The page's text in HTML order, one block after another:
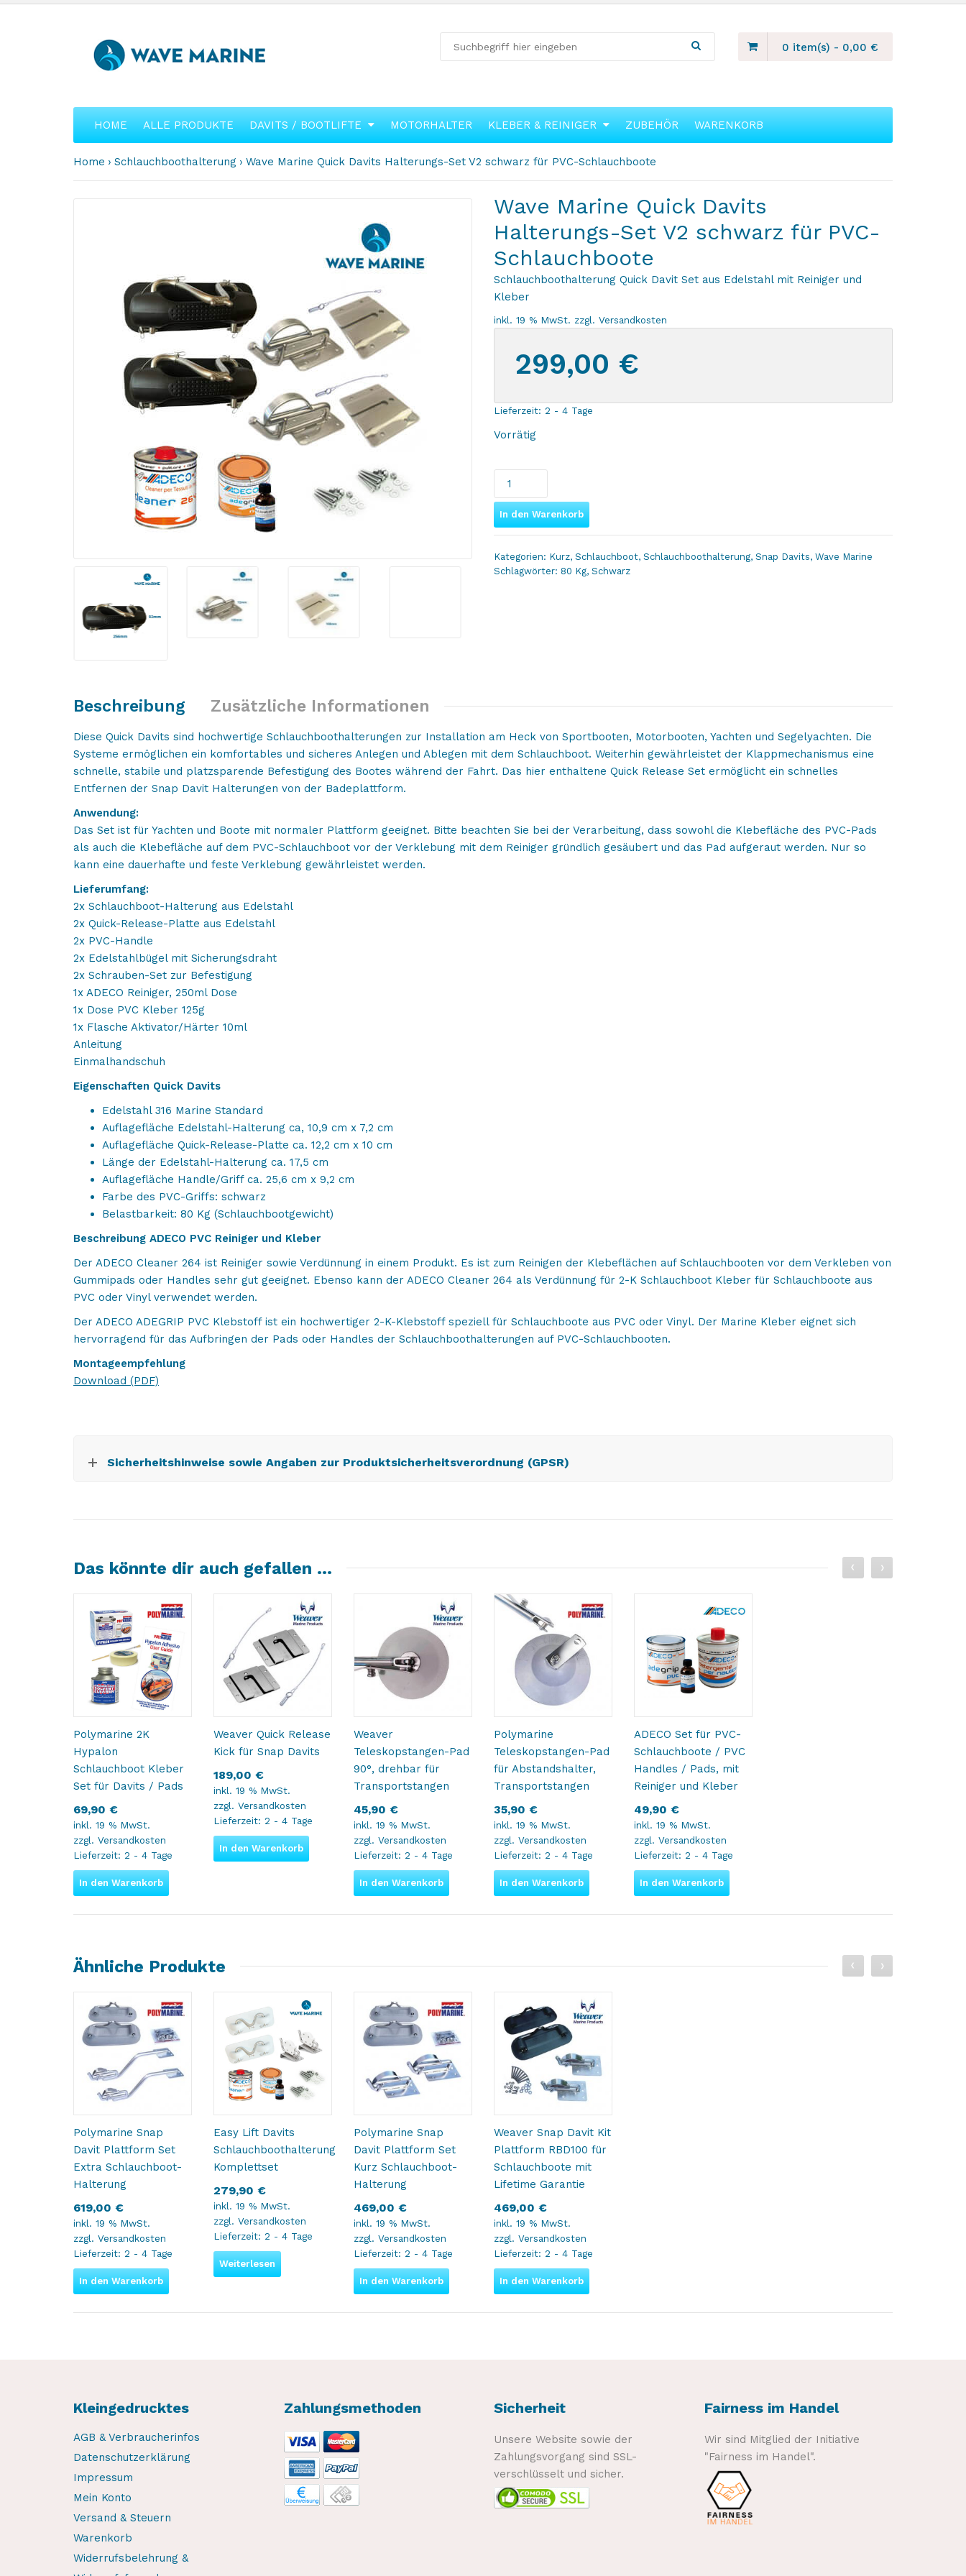
0 item(s) - 0,00 €
HOME ALLE PRODUKTE DAVITS / BOOTLIFTE MOTORHALTER KLEBER & REINIGER ZUBEHÖR WARENKORB
Home Schlauchboothalterung Wave Marine Quick Davits Halterungs-Set V2 schwarz für PVC-Schlauchboote
Wave Marine Quick Davits
Halterungs-Set V2 schwarz für PVC-
Schlauchboote
Schlauchboothalterung Quick Davit Set aus Edelstahl mit Reiniger und
Kleber
inkl. 19 % MwSt. zzgl. Versandkosten
299,00 €
Lieferzeit: 2 - 4 Tage
Vorrätig
Wave
Marine
Quick
Davits
Set
V2
In den Warenkorb
Kategorien: Kurz, Schlauchboot, Schlauchboothalterung, Snap Davits, Wave Marine
Schlagwörter: 80 Kg, Schwarz
Beschreibung Zusätzliche Informationen
Diese Quick Davits sind hochwertige Schlauchboothalterungen zur Installation am Heck von Sportbooten, Motorbooten, Yachten und Segelyachten. Die
Systeme ermöglichen ein komfortables und sicheres Anlegen und Ablegen mit dem Schlauchboot. Weiterhin gewährleistet der Klappmechanismus eine
schnelle, stabile und platzsparende Befestigung des Bootes während der Fahrt. Das hier enthaltene Quick Release Set ermöglicht ein schnelles
Entfernen der Snap Davit Halterungen von der Badeplattform.
Anwendung:
Das Set ist für Yachten und Boote mit normaler Plattform geeignet. Bitte beachten Sie bei der Verarbeitung, dass sowohl die Klebefläche des PVC-Pads
als auch die Klebefläche auf dem PVC-Schlauchboot vor der Verklebung mit dem Reiniger gründlich gesäubert und das Pad aufgeraut werden. Nur so
kann eine dauerhafte und feste Verklebung gewährleistet werden.
Lieferumfang:
2x Schlauchboot-Halterung aus Edelstahl
2x Quick-Release-Platte aus Edelstahl
2x PVC-Handle
2x Edelstahlbügel mit Sicherungsdraht
2x Schrauben-Set zur Befestigung
1x ADECO Reiniger, 250ml Dose
1x Dose PVC Kleber 125g
1x Flasche Aktivator/Härter 10ml
Anleitung
Einmalhandschuh
Eigenschaften Quick Davits
Edelstahl 316 Marine Standard
Auflagefläche Edelstahl-Halterung ca, 10,9 cm x 7,2 cm
Auflagefläche Quick-Release-Platte ca. 12,2 cm x 10 cm
Länge der Edelstahl-Halterung ca. 17,5 cm
Auflagefläche Handle/Griff ca. 25,6 cm x 9,2 cm
Farbe des PVC-Griffs: schwarz
Belastbarkeit: 80 Kg (Schlauchbootgewicht)
Beschreibung ADECO PVC Reiniger und Kleber
Der ADECO Cleaner 264 ist Reiniger sowie Verdünnung in einem Produkt. Es ist zum Reinigen der Klebeflächen auf Schlauchbooten vor dem Verkleben von
Gummipads oder Handles sehr gut geeignet. Ebenso kann der ADECO Cleaner 264 als Verdünnung für 2-K Schlauchboot Kleber für Schlauchboote aus
PVC oder Vinyl verwendet werden.
Der ADECO ADEGRIP PVC Klebstoff ist ein hochwertiger 2-K-Klebstoff speziell für Schlauchboote aus PVC oder Vinyl. Der Marine Kleber eignet sich
hervorragend für das Aufbringen der Pads oder Handles der Schlauchboothalterungen auf PVC-Schlauchbooten.
Montageempfehlung
Download (PDF)
Sicherheitshinweise sowie Angaben zur Produktsicherheitsverordnung (GPSR)
Das könnte dir auch gefallen …
Polymarine 2K
Hypalon
Schlauchboot Kleber
Set für Davits / Pads
69,90 €
inkl. 19 % MwSt.
zzgl. Versandkosten
Lieferzeit: 2 - 4 Tage
In den Warenkorb
Weaver Quick Release
Kick für Snap Davits
189,00 €
inkl. 19 % MwSt.
zzgl. Versandkosten
Lieferzeit: 2 - 4 Tage
In den Warenkorb
Weaver
Teleskopstangen-Pad
90°, drehbar für
Transportstangen
45,90 €
inkl. 19 % MwSt.
zzgl. Versandkosten
Lieferzeit: 2 - 4 Tage
In den Warenkorb
Polymarine
Teleskopstangen-Pad
für Abstandshalter,
Transportstangen
35,90 €
inkl. 19 % MwSt.
zzgl. Versandkosten
Lieferzeit: 2 - 4 Tage
In den Warenkorb
ADECO Set für PVC-
Schlauchboote / PVC
Handles / Pads, mit
Reiniger und Kleber
49,90 €
inkl. 19 % MwSt.
zzgl. Versandkosten
Lieferzeit: 2 - 4 Tage
In den Warenkorb
Ähnliche Produkte
Polymarine Snap
Davit Plattform Set
Extra Schlauchboot-
Halterung
619,00 €
inkl. 19 % MwSt.
zzgl. Versandkosten
Lieferzeit: 2 - 4 Tage
In den Warenkorb
Easy Lift Davits
Schlauchboothalterung
Komplettset
279,90 €
inkl. 19 % MwSt.
zzgl. Versandkosten
Lieferzeit: 2 - 4 Tage
Weiterlesen
Polymarine Snap
Davit Plattform Set
Kurz Schlauchboot-
Halterung
469,00 €
inkl. 19 % MwSt.
zzgl. Versandkosten
Lieferzeit: 2 - 4 Tage
In den Warenkorb
Weaver Snap Davit Kit
Plattform RBD100 für
Schlauchboote mit
Lifetime Garantie
469,00 €
inkl. 19 % MwSt.
zzgl. Versandkosten
Lieferzeit: 2 - 4 Tage
In den Warenkorb
Kleingedrucktes
AGB & Verbraucherinfos
Datenschutzerklärung
Impressum
Mein Konto
Versand & Steuern
Warenkorb
Widerrufsbelehrung &
Zahlungsmethoden Sicherheit
Unsere Website sowie der
Zahlungsvorgang sind SSL-
verschlüsselt und sicher.
Fairness im Handel
Wir sind Mitglied der Initiative
"Fairness im Handel".